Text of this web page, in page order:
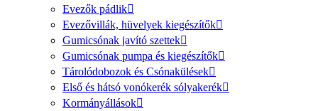
Evezők pádlik
Evezővillák, hüvelyek kiegészítők
Gumicsónak javító szettek
Gumicsónak pumpa és kiegészítők
Tárolódobozok és Csónakülések
Első és hátsó vonókerék sólyakerék
Kormányállások